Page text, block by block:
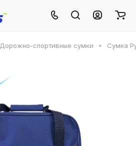
Дорожно-спортивные сумки Сумка